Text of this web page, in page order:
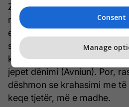
Zogun, pastaj për Fan Nolin
regjimin komunist të Enver
e projektuan një armik që
shqiptarit (Esatin) dhe një
kundërshtarëve, atyre që
jepet dënimi (Avniun). Por,
dëshmon se krahasimi me
keqe tjetër, më e madhe.
Consent
Manage